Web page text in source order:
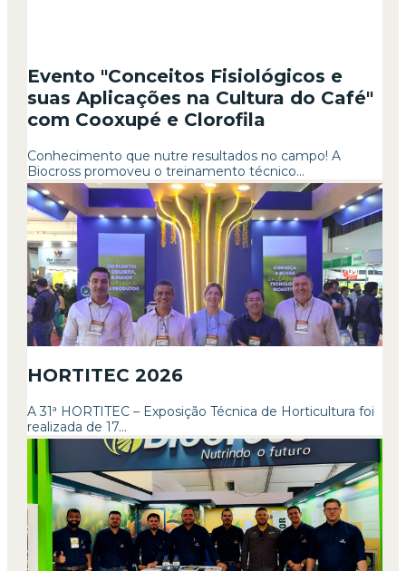
Evento "Conceitos Fisiológicos e
suas Aplicações na Cultura do Café"
com Cooxupé e Clorofila
Conhecimento que nutre resultados no campo! A
Biocross promoveu o treinamento técnico...
HORTITEC 2026
A 31ª HORTITEC – Exposição Técnica de Horticultura foi
realizada de 17...